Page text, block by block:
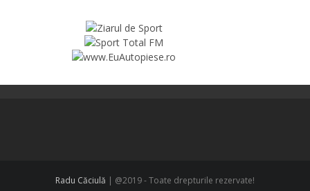
Radu Căciulă | @2019 - Toate drepturile rezervate!